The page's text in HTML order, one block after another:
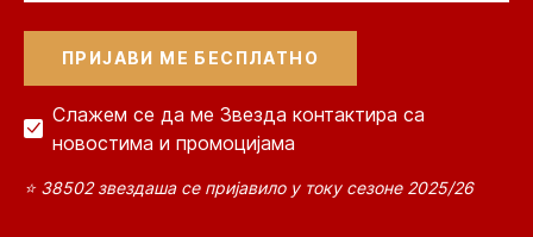
Слажем се да ме Звезда контактира са
новостима и промоцијама
⭐ 38502 звездаша се пријавило у току сезоне 2025/26